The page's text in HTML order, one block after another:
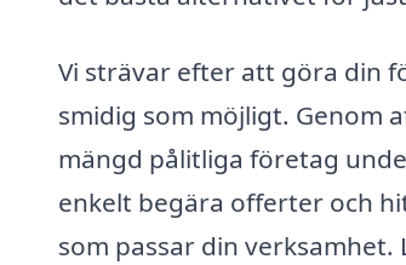
Vi strävar efter att göra din
smidig som möjligt. Genom
mängd pålitliga företag
enkelt begära offerter och
som passar din verksamhet.